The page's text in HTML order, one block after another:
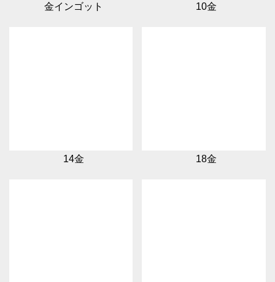
金インゴット 10金
14金 18金